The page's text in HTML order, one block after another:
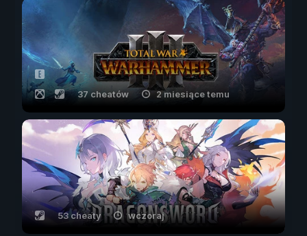
37 cheatów 2 miesiące temu
53 cheaty wczoraj